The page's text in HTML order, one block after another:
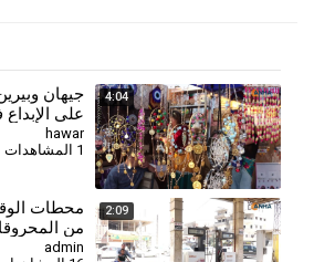
4:04
جيهان
على الإبداع
قامشلو"
hawar
1 المشاهدات
2:09
⁣محطات
من
يطالبون بحل
admin